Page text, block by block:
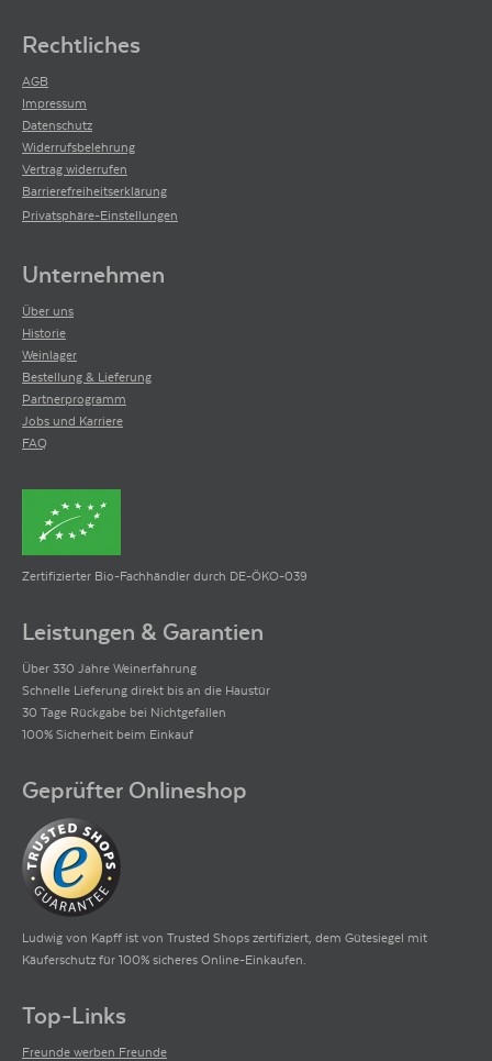
Rechtliches
AGB
Impressum
Datenschutz
Widerrufsbelehrung
Vertrag widerrufen
Barrierefreiheitserklärung
Privatsphäre-Einstellungen
Unternehmen
Über uns
Historie
Weinlager
Bestellung & Lieferung
Partnerprogramm
Jobs und Karriere
FAQ
Zertifizierter Bio-Fachhändler durch DE-ÖKO-039
Leistungen & Garantien
Über 330 Jahre Weinerfahrung
Schnelle Lieferung direkt bis an die Haustür
30 Tage Rückgabe bei Nichtgefallen
100% Sicherheit beim Einkauf
Geprüfter Onlineshop
Ludwig von Kapff ist von Trusted Shops zertifiziert, dem Gütesiegel mit
Käuferschutz für 100% sicheres Online-Einkaufen.
Top-Links
Freunde werben Freunde